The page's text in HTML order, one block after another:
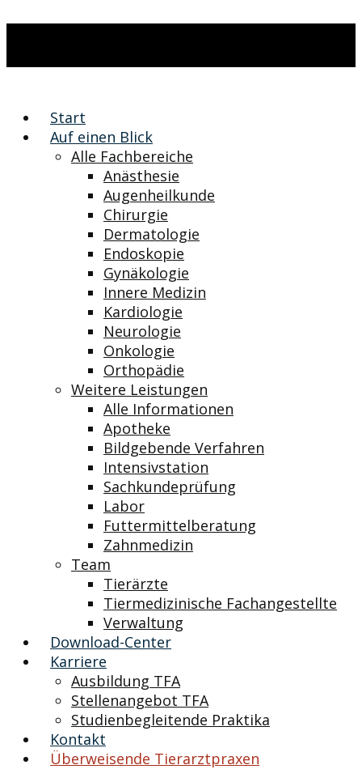
Start
Auf einen Blick
Alle Fachbereiche
Anästhesie
Augenheilkunde
Chirurgie
Dermatologie
Endoskopie
Gynäkologie
Innere Medizin
Kardiologie
Neurologie
Onkologie
Orthopädie
Weitere Leistungen
Alle Informationen
Apotheke
Bildgebende Verfahren
Intensivstation
Sachkundeprüfung
Labor
Futtermittelberatung
Zahnmedizin
Team
Tierärzte
Tiermedizinische Fachangestellte
Verwaltung
Download-Center
Karriere
Ausbildung TFA
Stellenangebot TFA
Studienbegleitende Praktika
Kontakt
Überweisende Tierarztpraxen